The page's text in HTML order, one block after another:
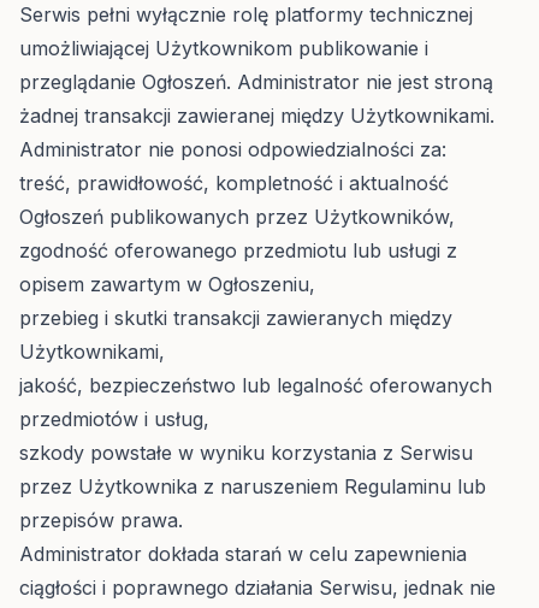
Serwis pełni wyłącznie rolę platformy technicznej
umożliwiającej Użytkownikom publikowanie i
przeglądanie Ogłoszeń. Administrator nie jest stroną
żadnej transakcji zawieranej między Użytkownikami.
Administrator nie ponosi odpowiedzialności za:
treść, prawidłowość, kompletność i aktualność
Ogłoszeń publikowanych przez Użytkowników,
zgodność oferowanego przedmiotu lub usługi z
opisem zawartym w Ogłoszeniu,
przebieg i skutki transakcji zawieranych między
Użytkownikami,
jakość, bezpieczeństwo lub legalność oferowanych
przedmiotów i usług,
szkody powstałe w wyniku korzystania z Serwisu
przez Użytkownika z naruszeniem Regulaminu lub
przepisów prawa.
Administrator dokłada starań w celu zapewnienia
ciągłości i poprawnego działania Serwisu, jednak nie